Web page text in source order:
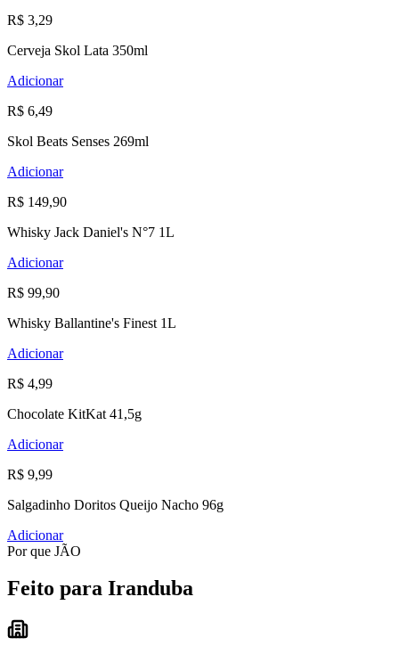
R$ 3,29
Cerveja Skol Lata 350ml
Adicionar
R$ 6,49
Skol Beats Senses 269ml
Adicionar
R$ 149,90
Whisky Jack Daniel's N°7 1L
Adicionar
R$ 99,90
Whisky Ballantine's Finest 1L
Adicionar
R$ 4,99
Chocolate KitKat 41,5g
Adicionar
R$ 9,99
Salgadinho Doritos Queijo Nacho 96g
Adicionar
Por que JÃO
Feito para Iranduba